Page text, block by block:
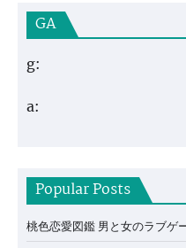
GA
g:
a:
Popular Posts
桃色恋愛図鑑 男と女のラブゲ